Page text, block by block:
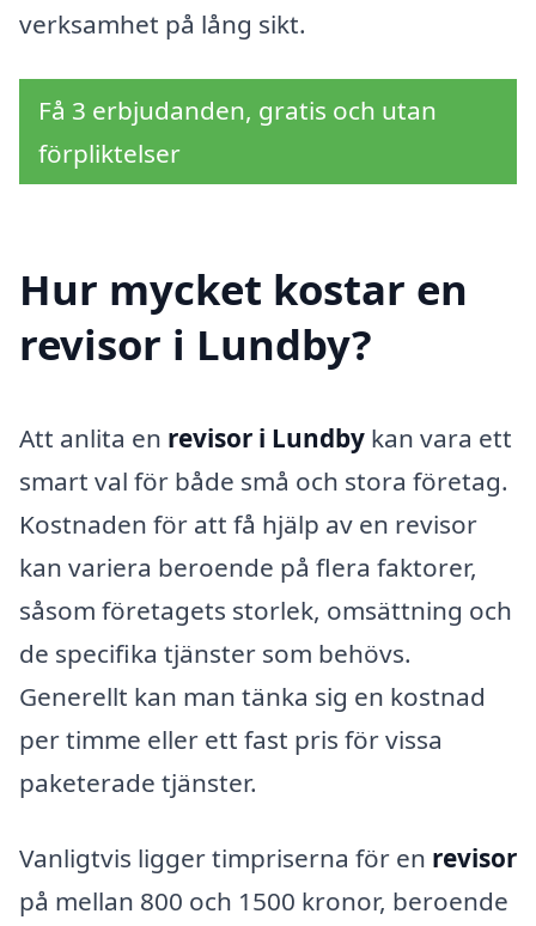
verksamhet på lång sikt.
Få 3 erbjudanden, gratis och utan
förpliktelser
Hur mycket kostar en
revisor i Lundby?
Att anlita en revisor i Lundby kan vara ett
smart val för både små och stora företag.
Kostnaden för att få hjälp av en revisor
kan variera beroende på flera faktorer,
såsom företagets storlek, omsättning och
de specifika tjänster som behövs.
Generellt kan man tänka sig en kostnad
per timme eller ett fast pris för vissa
paketerade tjänster.
Vanligtvis ligger timpriserna för en revisor
på mellan 800 och 1500 kronor, beroende